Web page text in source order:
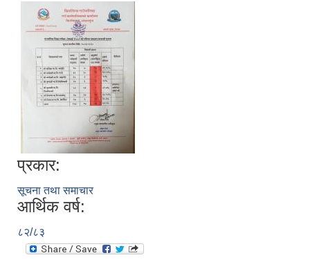
प्रकार:
सूचना तथा समाचार
आर्थिक वर्ष:
८२/८३